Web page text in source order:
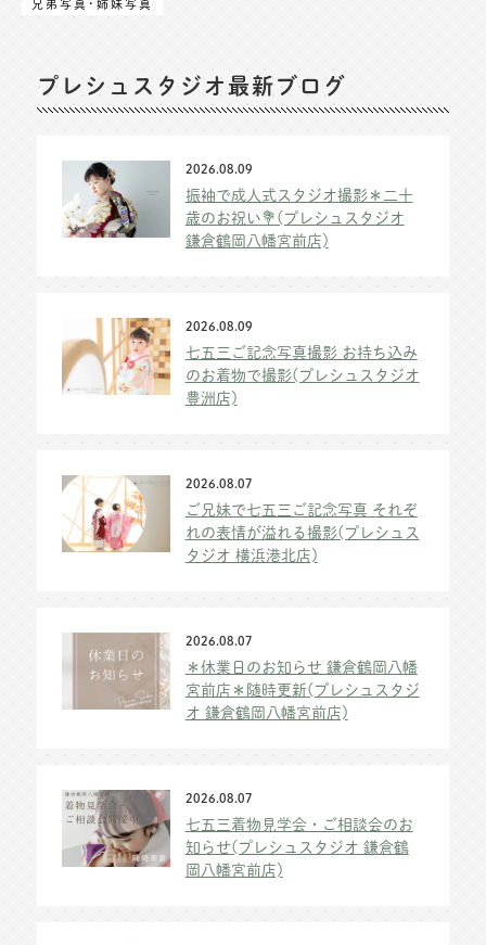
兄弟写真･姉妹写真
プレシュスタジオ最新ブログ
2026.08.09
振袖で成人式スタジオ撮影＊二十
歳のお祝い💐(プレシュスタジオ
鎌倉鶴岡八幡宮前店)
2026.08.09
七五三ご記念写真撮影 お持ち込み
のお着物で撮影(プレシュスタジオ
豊洲店)
2026.08.07
ご兄妹で七五三ご記念写真 それぞ
れの表情が溢れる撮影(プレシュス
タジオ 横浜港北店)
2026.08.07
＊休業日のお知らせ 鎌倉鶴岡八幡
宮前店＊随時更新(プレシュスタジ
オ 鎌倉鶴岡八幡宮前店)
2026.08.07
七五三着物見学会・ご相談会のお
知らせ(プレシュスタジオ 鎌倉鶴
岡八幡宮前店)